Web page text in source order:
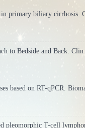
in primary biliary cirrhosis.
to Bedside and Back. Clin
based on RT-qPCR.
pleomorphic T-cell